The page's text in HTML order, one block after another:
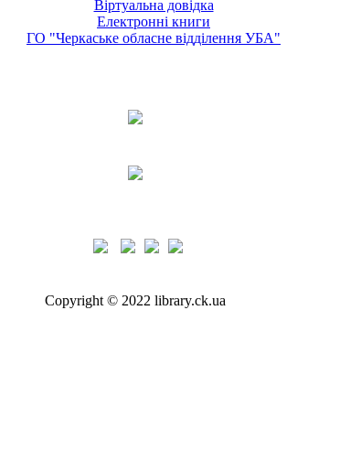
Віртуальна довідка
Електронні книги
ГО "Черкаське обласне відділення УБА"
Copyright © 2022 library.ck.ua